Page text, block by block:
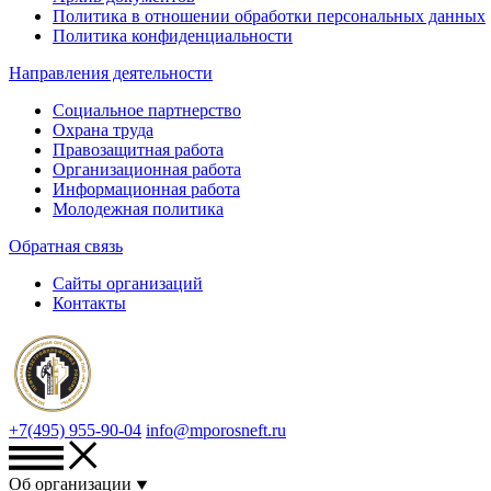
Политика в отношении обработки персональных данных
Политика конфиденциальности
Направления деятельности
Социальное партнерство
Охрана труда
Правозащитная работа
Организационная работа
Информационная работа
Молодежная политика
Обратная связь
Сайты организаций
Контакты
+7(495) 955-90-04 info@mporosneft.ru
Об организации